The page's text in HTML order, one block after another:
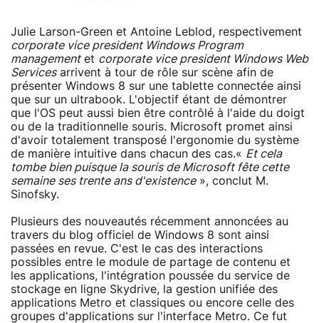
Julie Larson-Green et Antoine Leblod, respectivement
corporate vice president Windows Program
managementet corporate vice president Windows Web
Servicesarrivent à tour de rôle sur scène afin de
présenter Windows 8 sur une tablette connectée ainsi
que sur un ultrabook. L'objectif étant de démontrer
que l'OS peut aussi bien être contrôlé à l'aide du doigt
ou de la traditionnelle souris. Microsoft promet ainsi
d'avoir totalement transposé l'ergonomie du système
de manière intuitive dans chacun des cas.« Et cela
tombe bien puisque la souris de Microsoft fête cette
semaine ses trente ans d'existence», conclut M.
Sinofsky.
Plusieurs des nouveautés récemment annoncées au
travers du blog officiel de Windows 8 sont ainsi
passées en revue. C'est le cas des interactions
possibles entre le module de partage de contenu et
les applications, l'intégration poussée du service de
stockage en ligne Skydrive, la gestion unifiée des
applications Metro et classiques ou encore celle des
groupes d'applications sur l'interface Metro. Ce fut